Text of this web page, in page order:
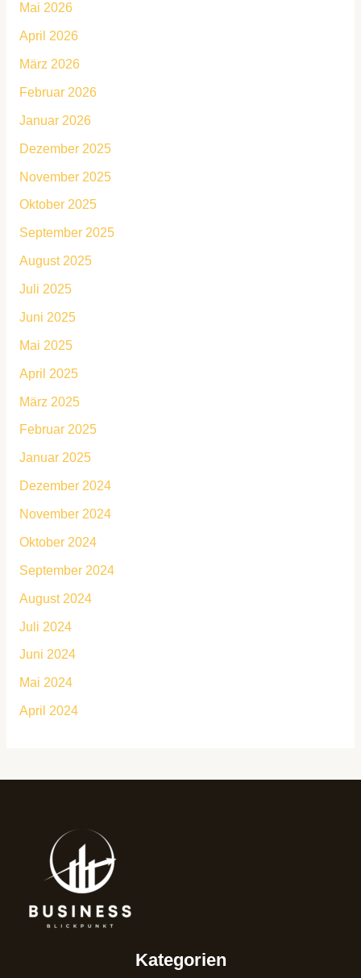
Mai 2026
April 2026
März 2026
Februar 2026
Januar 2026
Dezember 2025
November 2025
Oktober 2025
September 2025
August 2025
Juli 2025
Juni 2025
Mai 2025
April 2025
März 2025
Februar 2025
Januar 2025
Dezember 2024
November 2024
Oktober 2024
September 2024
August 2024
Juli 2024
Juni 2024
Mai 2024
April 2024
Kategorien